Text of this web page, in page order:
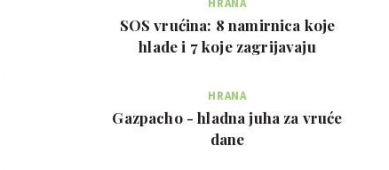
HRANA
SOS vrućina: 8 namirnica koje
hlade i 7 koje zagrijavaju
HRANA
Gazpacho - hladna juha za vruće
dane